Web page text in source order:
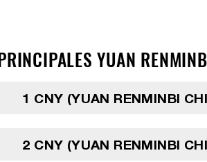
YUAN
1 CNY (YUAN RENMINBI
2 CNY (YUAN RENMINBI